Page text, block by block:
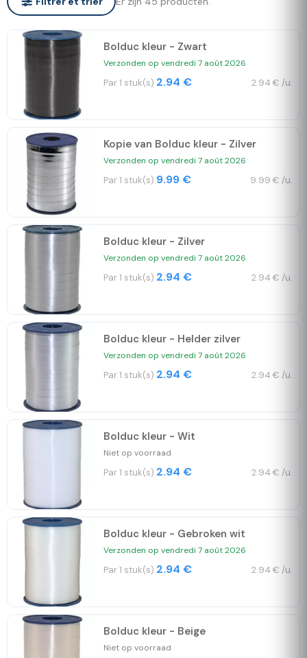
Bolduc kleur - Zwart
Verzonden op vendredi 7 août 2026
Par 1 stuk(s) 2.94 € 2.94 € /u.
Kopie van Bolduc kleur - Zilver
Verzonden op vendredi 7 août 2026
Par 1 stuk(s) 9.99 € 9.99 € /u.
Bolduc kleur - Zilver
Verzonden op vendredi 7 août 2026
Par 1 stuk(s) 2.94 € 2.94 € /u.
Bolduc kleur - Helder zilver
Verzonden op vendredi 7 août 2026
Par 1 stuk(s) 2.94 € 2.94 € /u.
Bolduc kleur - Wit
Niet op voorraad
Par 1 stuk(s) 2.94 € 2.94 € /u.
Bolduc kleur - Gebroken wit
Verzonden op vendredi 7 août 2026
Par 1 stuk(s) 2.94 € 2.94 € /u.
Bolduc kleur - Beige
Niet op voorraad